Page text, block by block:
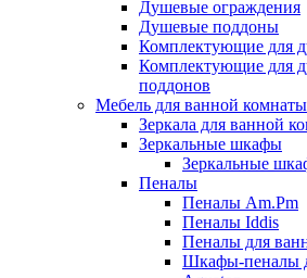
Душевые ограждения
Душевые поддоны
Комплектующие для
Комплектующие для
поддонов
Мебель для ванной комнаты
Зеркала для ванной
Зеркальные шкафы
Зеркальные
Пеналы
Пеналы Am.Pm
Пеналы Iddis
Пеналы для
Шкафы-пеналы